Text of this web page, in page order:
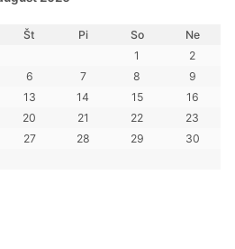
Št Pi So
Ne
1
2
6 7 8
9
13 14 15
16
20 21 22
23
27 28 29
30